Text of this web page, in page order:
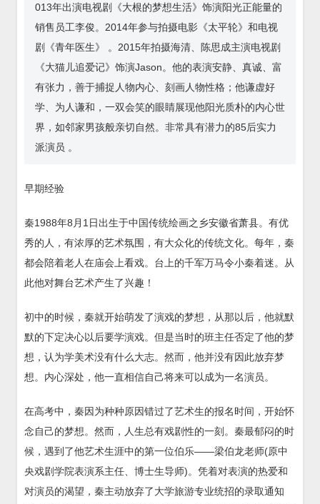
013年出演电视剧《大根的梦想生活》饰演阳光正能量的
销售员工李俊。2014年参与拍摄电影《太平轮》和电视
剧《青年医生》 。2015年拍摄海清、陈思成主演电视剧
《大猫儿追爱记》饰演Jason。他的表演安静、真诚、富
有张力，善于捕捉人物内心、刻画人物性格；他谦虚好
学、为人谦和，一双会笑的眼睛展现他阳光质朴的内心世
界，如邻家男孩般亲切自然。非常具有潜力的85后实力
派演员 。
早期经验
秦1988年8月1日出生于中国传统绘画之乡安徽省萧县。有优
秀的人，有浓厚的艺术氛围，有大众化的传统文化。每年，秦
都会陪着老人在庙会上看戏。台上的千军万马令小秦着迷。从
此他对舞台艺术产生了兴趣！
初中的时候，秦就开始萌发了演戏的梦想，从那以后，他就默
默的下定决心以后要学演戏。但是当时的班主任否定了他的梦
想，认为学美术没有什么大志。然而，他并没有因此放弃梦
想。内心深处，他一直相信自己将来可以成为一名演员。
在高考中，秦因为种种原因错过了艺术生的报名时间，开始怀
念自己的梦想。然而，人生总有戏剧性的一刻。秦最郁闷的时
候，遇到了他艺术生涯中的第一位伯乐——梁伯龙老师(原中
央戏剧学院表演系主任、博士生导师)。凭着对表演的热爱和
对演员的渴望，秦主动放弃了大学旅游专业统招的录取通知